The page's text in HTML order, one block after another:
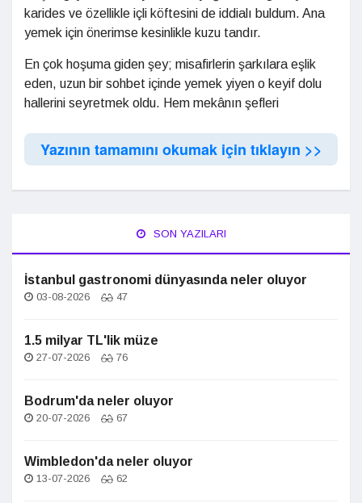
karides ve özellikle içli köftesini de iddialı buldum. Ana
yemek için önerimse kesinlikle kuzu tandır.
En çok hoşuma giden şey; misafirlerin şarkılara eşlik
eden, uzun bir sohbet içinde yemek yiyen o keyif dolu
hallerini seyretmek oldu. Hem mekânın şefleri
Yazının tamamını okumak için tıklayın >>
SON YAZILARI
İstanbul gastronomi dünyasında neler oluyor
03-08-2026 47
1.5 milyar TL'lik müze
27-07-2026 76
Bodrum'da neler oluyor
20-07-2026 67
Wimbledon'da neler oluyor
13-07-2026 62